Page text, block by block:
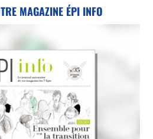
MAGAZINE ÉPI INFO